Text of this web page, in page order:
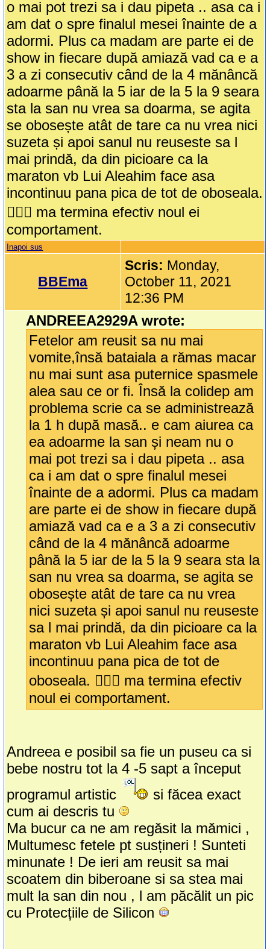
o mai pot trezi sa i dau pipeta .. asa ca i
am dat o spre finalul mesei înainte de a
adormi. Plus ca madam are parte ei de
show in fiecare după amiază vad ca e a
3 a zi consecutiv când de la 4 mănâncă
adoarme până la 5 iar de la 5 la 9 seara
sta la san nu vrea sa doarma, se agita
se obosește atât de tare ca nu vrea nici
suzeta și apoi sanul nu reuseste sa l
mai prindă, da din picioare ca la
maraton vb Lui Aleahim face asa
incontinuu pana pica de tot de oboseala.
🤦🏻‍♀️ ma termina efectiv noul ei
comportament.
Inapoi sus
BBEma
Scris: Monday,
October 11, 2021
12:36 PM
ANDREEA2929A wrote:
Fetelor am reusit sa nu mai
vomite,însă bataiala a rămas macar
nu mai sunt asa puternice spasmele
alea sau ce or fi. Însă la colidep am
problema scrie ca se administrează
la 1 h după masă.. e cam aiurea ca
ea adoarme la san și neam nu o
mai pot trezi sa i dau pipeta .. asa
ca i am dat o spre finalul mesei
înainte de a adormi. Plus ca madam
are parte ei de show in fiecare după
amiază vad ca e a 3 a zi consecutiv
când de la 4 mănâncă adoarme
până la 5 iar de la 5 la 9 seara sta la
san nu vrea sa doarma, se agita se
obosește atât de tare ca nu vrea
nici suzeta și apoi sanul nu reuseste
sa l mai prindă, da din picioare ca la
maraton vb Lui Aleahim face asa
incontinuu pana pica de tot de
oboseala. 🤦🏻‍♀️ ma termina efectiv
noul ei comportament.
Andreea e posibil sa fie un puseu ca si
bebe nostru tot la 4 -5 sapt a început
programul artistic
si făcea exact
cum ai descris tu
Ma bucur ca ne am regăsit la mămici ,
Multumesc fetele pt susțineri ! Sunteti
minunate ! De ieri am reusit sa mai
scoatem din biberoane si sa stea mai
mult la san din nou , l am păcălit un pic
cu Protecțiile de Silicon